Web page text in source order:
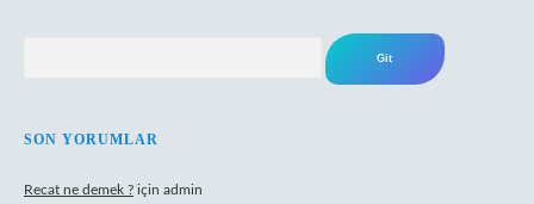
SON YORUMLAR
Recat ne demek ? için admin